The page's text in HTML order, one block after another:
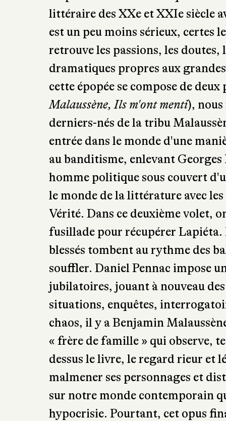
littéraire des XXe et XXIe siècle
est un peu moins sérieux, certes
retrouve les passions, les
dramatiques propres aux
cette épopée se compose de
Malaussène,Ils m'ont menti),
derniers-nés de la tribu
entrée dans le monde d'une
au banditisme, enlevant
homme politique sous couvert
le monde de la littérature avec
Vérité. Dans ce deuxième volet,
fusillade pour récupérer Lapiéta.
blessés tombent au rythme des
souffler. Daniel Pennac impose
jubilatoires, jouant à nouveau
situations, enquêtes,
chaos, il y a Benjamin
« frère de famille » qui observe,
dessus le livre, le regard rieur et
malmener ses personnages et
sur notre monde contemporain
hypocrisie. Pourtant, cet opus